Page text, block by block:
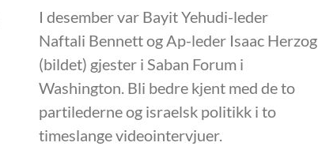
I desember var Bayit Yehudi-leder
Naftali Bennett og Ap-leder Isaac Herzog
(bildet) gjester i Saban Forum i
Washington. Bli bedre kjent med de to
partilederne og israelsk politikk i to
timeslange videointervjuer.